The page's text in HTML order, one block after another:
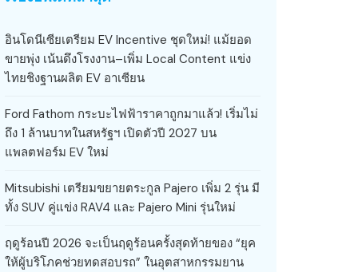
อินโดนีเซียเตรียม EV Incentive ชุดใหม่! แม้ยอด
ขายพุ่ง เน้นดึงโรงงาน–เพิ่ม Local Content แข่ง
ไทยชิงฐานผลิต EV อาเซียน
Ford Fathom กระบะไฟฟ้าราคาถูกมาแล้ว! เริ่มไม่
ถึง 1 ล้านบาทในสหรัฐฯ เปิดตัวปี 2027 บน
แพลตฟอร์ม EV ใหม่
Mitsubishi เตรียมขยายตระกูล Pajero เพิ่ม 2 รุ่น มี
ทั้ง SUV คู่แข่ง RAV4 และ Pajero Mini รุ่นใหม่
ฤดูร้อนปี 2026 จะเป็นฤดูร้อนครั้งสุดท้ายของ “ยุค
ให้ผู้บริโภคช่วยทดสอบรถ” ในอุตสาหกรรมยาน